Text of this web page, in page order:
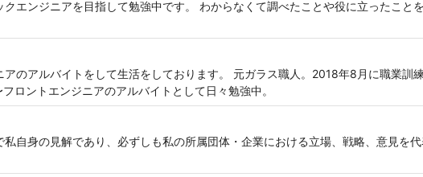
エンジニアを目指して勉強中です。 わからなくて調べたことや役に立ったこと
のアルバイトをして生活をしております。 元ガラス職人。2018年8月に職業訓
ロントエンジニアのアルバイトとして日々勉強中。
自身の見解であり、必ずしも私の所属団体・企業における立場、戦略、意見を